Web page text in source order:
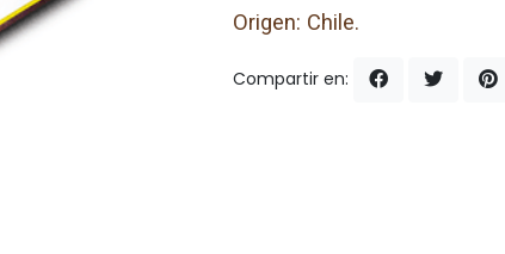
Origen: Chile.
Compartir en: